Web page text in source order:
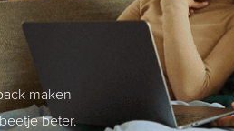
maken
beter.